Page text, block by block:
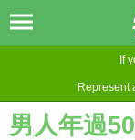
If
Represent
男人年過